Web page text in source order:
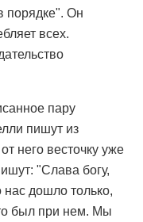
порядке". Он
всех.
пару
пишут из
него весточку уже
"Слава богу,
дошло только,
был при нем. Мы